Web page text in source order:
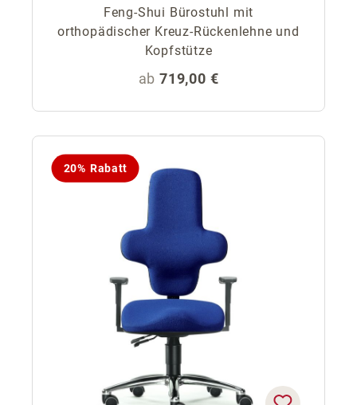
Feng-Shui Bürostuhl mit
orthopädischer Kreuz-Rückenlehne und
Kopfstütze
Regulärer Preis:
ab 719,00 €
20% Rabatt